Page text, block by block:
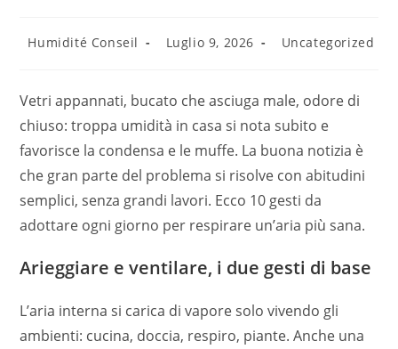
Humidité Conseil Luglio 9, 2026 Uncategorized
Vetri appannati, bucato che asciuga male, odore di
chiuso: troppa umidità in casa si nota subito e
favorisce la condensa e le muffe. La buona notizia è
che gran parte del problema si risolve con abitudini
semplici, senza grandi lavori. Ecco 10 gesti da
adottare ogni giorno per respirare un’aria più sana.
Arieggiare e ventilare, i due gesti di base
L’aria interna si carica di vapore solo vivendo gli
ambienti: cucina, doccia, respiro, piante. Anche una